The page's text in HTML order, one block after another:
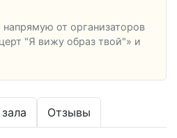
от организаторов
"Я вижу образ твой"» и
Отзывы